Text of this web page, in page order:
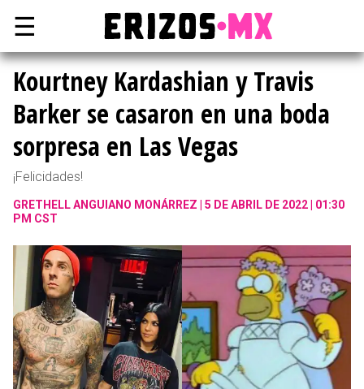
☰
Kourtney Kardashian y Travis
Barker se casaron en una boda
sorpresa en Las Vegas
¡Felicidades!
GRETHELL ANGUIANO MONÁRREZ
5 DE ABRIL DE 2022 | 01:30
PM CST